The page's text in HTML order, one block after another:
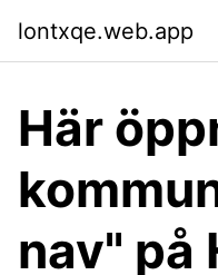
lontxqe.web.app
Här
nav" på